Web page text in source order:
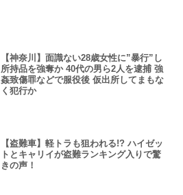
【神奈川】面識ない28歳女性に”暴行”し
所持品を強奪か 40代の男ら2人を逮捕 強
姦致傷罪などで服役後 仮出所してまもな
く犯行か
【盗難車】軽トラも狙われる!? ハイゼッ
トとキャリイが盗難ランキング入りで驚
きの声！